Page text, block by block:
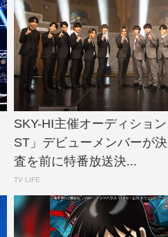
SKY-HI主催オーディショ
ST」デビューメンバーが
査を前に特番放送決...
TV LIFE